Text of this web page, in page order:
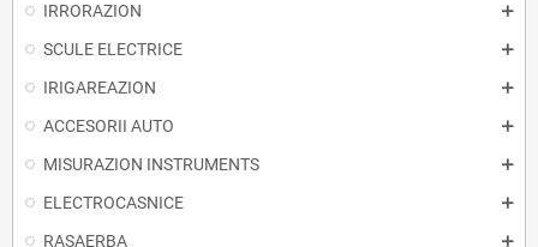
IRRORAZION
SCULE ELECTRICE
IRIGAREAZION
ACCESORII AUTO
MISURAZION INSTRUMENTS
ELECTROCASNICE
RASAERBA